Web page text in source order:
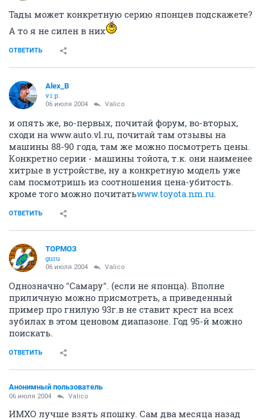
Тады может конкретную серию японцев подскажете?
А то я не силен в них
ОТВЕТИТЬ
Alex_B
v.i.p.
06 июля 2004 Valico
и опять же, во-первых, почитай форум, во-вторых,
сходи на www.auto.vl.ru, почитай там отзывы на
машины 88-90 года, там же можно посмотреть цены.
Конкретно серии - машины тойота, т.к. они наименее
хитрые в устройстве, ну а конкретную модель уже
сам посмотришь из соотношения цена-убитость.
кроме того можно почитатьwww.toyota.nm.ru.
ОТВЕТИТЬ
ТОРМОЗ
guru
06 июля 2004 Valico
Однозначно "Самару". (если не японца). Вполне
приличную можно присмотреть, а приведенный
пример про гнилую 93г.в не ставит крест на всех
зубилах в этом ценовом диапазоне. Год 95-й можно
поискать.
ОТВЕТИТЬ
Анонимный пользователь
06 июля 2004 Valico
ИМХО лучше взять япошку. Сам два месяца назад